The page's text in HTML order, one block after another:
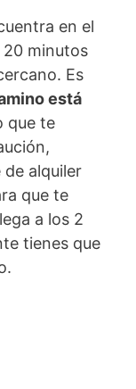
en el
minutos
Es
está
que te
de alquiler
que te
a los 2
tienes que